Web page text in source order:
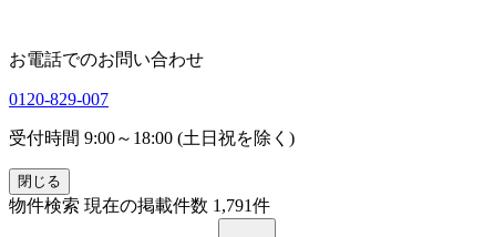
お電話でのお問い合わせ
0120-829-007
受付時間 9:00～18:00 (土日祝を除く)
閉じる
物件検索 現在の掲載件数 1,791件